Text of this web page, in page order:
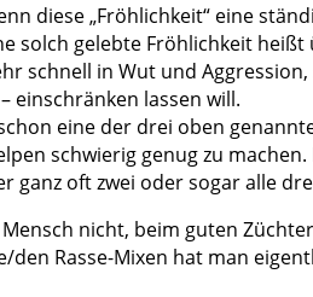
diese „Fröhlichkeit“ eine
solch gelebte Fröhlichkeit heißt
schnell in Wut und
einschränken lassen will.
eine der drei oben
schwierig genug zu
ganz oft zwei oder sogar alle
nicht, beim guten
den Rasse-Mixen hat man